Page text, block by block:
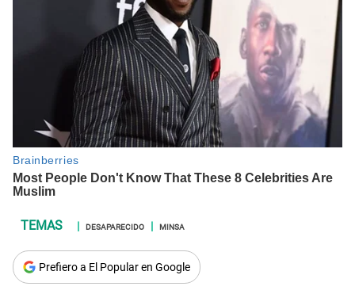
DESAPARECIDO MINSA
Prefiero a El Popular en Google